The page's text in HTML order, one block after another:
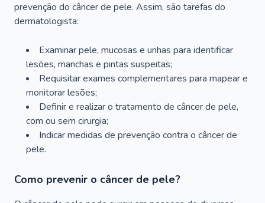
prevenção do câncer de pele. Assim, são tarefas do
dermatologista:
Examinar pele, mucosas e unhas para identificar
lesões, manchas e pintas suspeitas;
Requisitar exames complementares para mapear e
monitorar lesões;
Definir e realizar o tratamento de câncer de pele,
com ou sem cirurgia;
Indicar medidas de prevenção contra o câncer de
pele.
Como prevenir o câncer de pele?